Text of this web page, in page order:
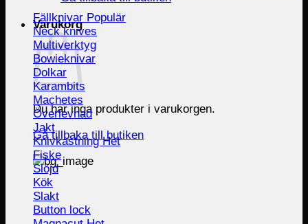
Varukorg
Du har inga produkter i varukorgen.
Gå tillbaka till butiken
Fällknivar
Neck knives
Multiverktyg
Bowieknivar
Dolkar
Karambits
Machetes
Överlevnad
Jakt
Knivkastning
Fiske
Slöjd
Kök
Slakt
Button lock